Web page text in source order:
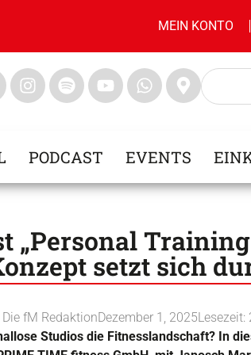
MEIN KONTO
PODCAST EVENTS
„Personal
setzt sich
Die fM RedaktionDezember 1, 2025Lesezeit:
Studios die Fitnesslandschaft? In